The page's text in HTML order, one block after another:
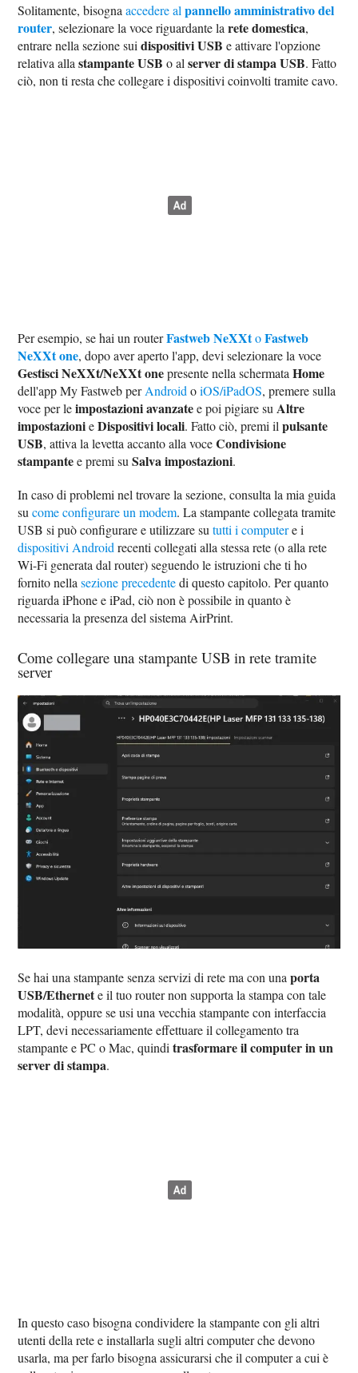
Solitamente, bisognaaccedere alpannello amministrativo del
router, selezionare la voce riguardante larete domestica,
entrare nella sezione suidispositivi USB e attivare l'opzione
relativa allastampante USB o alserver di stampa USB. Fatto
ciò, non ti resta che collegare i dispositivi coinvolti tramite cavo.
Per esempio, se hai un routerFastweb NeXXtoFastweb
NeXXt one, dopo aver aperto l'app, devi selezionare la voce
Gestisci NeXXt/NeXXt onepresente nella schermataHome
dell'app My Fastweb perAndroidoiOS/iPadOS, premere sulla
voce per leimpostazioni avanzatee poi pigiare suAltre
impostazionieDispositivi locali. Fatto ciò, premi ilpulsante
USB, attiva la levetta accanto alla voceCondivisione
stampantee premi suSalva impostazioni.
In caso di problemi nel trovare la sezione, consulta la mia guida
sucome configurare un modem. La stampante collegata tramite
USB si può configurare e utilizzare sututti i computere i
dispositivi Androidrecenti collegati alla stessa rete (o alla rete
Wi-Fi generata dal router) seguendo le istruzioni che ti ho
fornito nellasezione precedentedi questo capitolo. Per quanto
riguarda iPhone e iPad, ciò non è possibile in quanto è
necessaria la presenza del sistema AirPrint.
Come collegare una stampante USB in rete tramite
server
Se hai una stampante senza servizi di rete ma con unaporta
USB/Ethernete il tuo router non supporta la stampa con tale
modalità, oppure se usi una vecchia stampante con interfaccia
LPT, devi necessariamente effettuare il collegamento tra
stampante e PC o Mac, quinditrasformare il computer in un
server di stampa.
In questo caso bisogna condividere la stampante con gli altri
utenti della rete e installarla sugli altri computer che devono
usarla, ma per farlo bisogna assicurarsi che il computer a cui è